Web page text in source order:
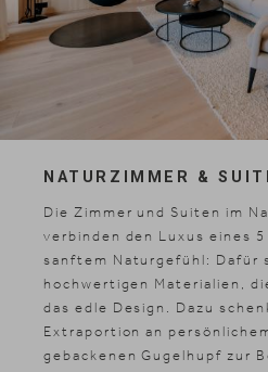
NATURZIMMER &
Die Zimmer und Suiten im
verbinden den Luxus eines
sanftem Naturgefühl: Dafür
hochwertigen Materialien,
das edle Design. Dazu
Extraportion an
gebackenen Gugelhupf zur